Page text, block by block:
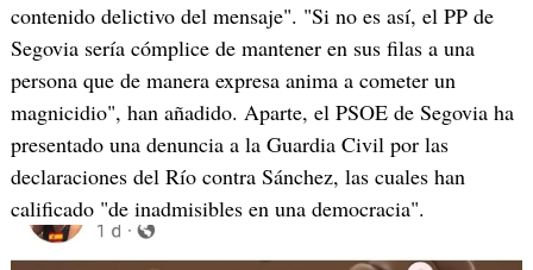
contenido delictivo del mensaje". "Si no es así, el PP de
Segovia sería cómplice de mantener en sus filas a una
persona que de manera expresa anima a cometer un
magnicidio", han añadido. Aparte, el PSOE de Segovia ha
presentado una denuncia a la Guardia Civil por las
declaraciones del Río contra Sánchez, las cuales han
calificado "de inadmisibles en una democracia".